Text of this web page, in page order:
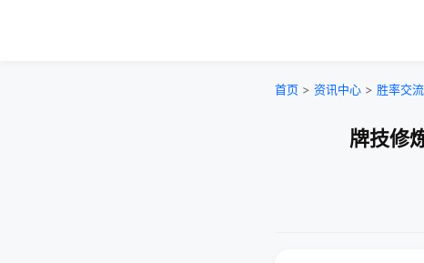
首页 > 资讯中心 > 胜率交流
牌技修